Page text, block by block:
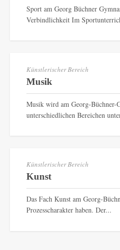
Sport am Georg Büchner
Verbindlichkeit Im
Künstlerischer Bereich
Musik
Musik wird am Georg-Büchner-
unterschiedlichen Bereichen
Künstlerischer Bereich
Kunst
Das Fach Kunst am Georg-
Prozesscharakter haben. Der...